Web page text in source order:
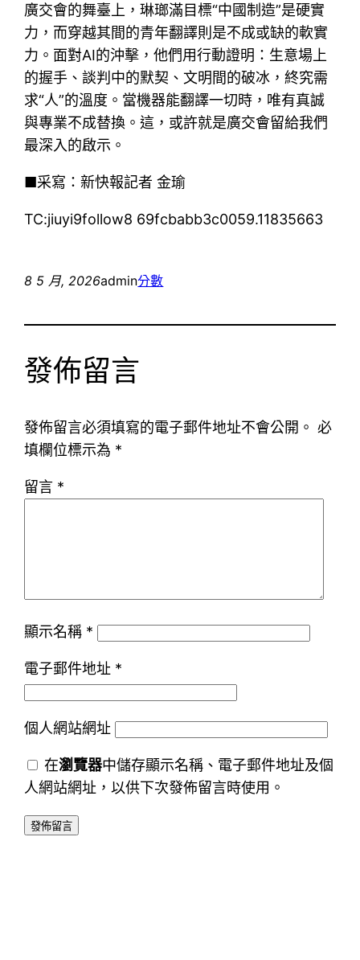
廣交會的舞臺上，琳瑯滿目標“中國制造”是硬實
力，而穿越其間的青年翻譯則是不成或缺的軟實
力。面對AI的沖擊，他們用行動證明：生意場上
的握手、談判中的默契、文明間的破冰，終究需
求“人”的溫度。當機器能翻譯一切時，唯有真誠
與專業不成替換。這，或許就是廣交會留給我們
最深入的啟示。
■采寫：新快報記者 金瑜
TC:jiuyi9follow8 69fcbabb3c0059.11835663
8 5 月, 2026admin分數
發佈留言
發佈留言必須填寫的電子郵件地址不會公開。 必
填欄位標示為 *
留言 *
顯示名稱 *
電子郵件地址 *
個人網站網址
在瀏覽器中儲存顯示名稱、電子郵件地址及個
人網站網址，以供下次發佈留言時使用。